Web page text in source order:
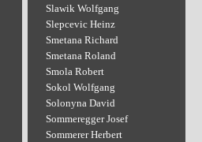
Slawik Wolfgang
Slepcevic Heinz
Smetana Richard
Smetana Roland
Smola Robert
Sokol Wolfgang
Solonyna David
Sommeregger Josef
Sommerer Herbert